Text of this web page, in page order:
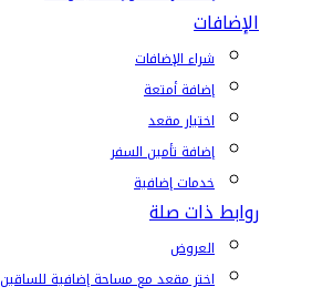
الإضافات
شراء الإضافات
إضافة أمتعة
اختيار مقعد
إضافة تأمين السفر
خدمات إضافية
روابط ذات صلة
العروض
اختر مقعد مع مساحة إضافية للساقين